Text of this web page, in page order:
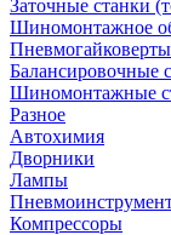
Заточные станки
Шиномонтажное
Пневмогайковерты
Балансировочные
Шиномонтажные
Разное
Автохимия
Дворники
Лампы
Компрессоры